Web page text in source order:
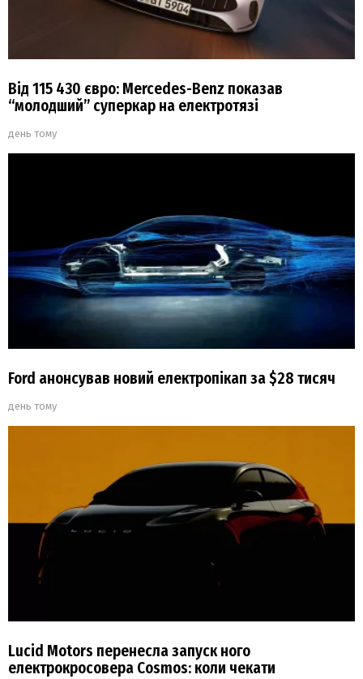
Від 115 430 євро: Mercedes-Benz показав
“молодший” суперкар на електротязі
день тому
Ford анонсував новий електропікап за $28 тисяч
день тому
Lucid Motors перенесла запуск ного
електрокросовера Cosmos: коли чекати